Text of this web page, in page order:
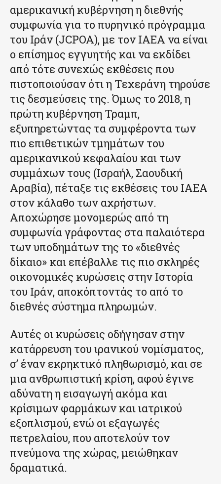
αμερικανική κυβέρνηση η διεθνής
συμφωνία για το πυρηνικό πρόγραμμα
του Ιράν (JCPOA), με τον IAEA να είναι
ο επίσημος εγγυητής και να εκδίδει
από τότε συνεχώς εκθέσεις που
πιστοποιούσαν ότι η Τεχεράνη τηρούσε
τις δεσμεύσεις της. Όμως το 2018, η
πρώτη κυβέρνηση Τραμπ,
εξυπηρετώντας τα συμφέροντα των
πιο επιθετικών τμημάτων του
αμερικανικού κεφαλαίου και των
συμμάχων τους (Ισραήλ, Σαουδική
Αραβία), πέταξε τις εκθέσεις του IAEA
στον κάλαθο των αχρήστων.
Αποχώρησε μονομερώς από τη
συμφωνία γράφοντας στα παλαιότερα
των υποδημάτων της το «διεθνές
δίκαιο» και επέβαλλε τις πιο σκληρές
οικονομικές κυρώσεις στην Ιστορία
του Ιράν, αποκόπτοντάς το από το
διεθνές σύστημα πληρωμών.
Αυτές οι κυρώσεις οδήγησαν στην
κατάρρευση του ιρανικού νομίσματος,
σ’ έναν εκρηκτικό πληθωρισμό, και σε
μια ανθρωπιστική κρίση, αφού έγινε
αδύνατη η εισαγωγή ακόμα και
κρίσιμων φαρμάκων και ιατρικού
εξοπλισμού, ενώ οι εξαγωγές
πετρελαίου, που αποτελούν τον
πνεύμονα της χώρας, μειώθηκαν
δραματικά.